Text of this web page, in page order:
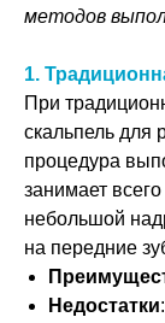
методов
1.
При
скальпель для
процедура
занимает
небольшой
на передние
Недостатки